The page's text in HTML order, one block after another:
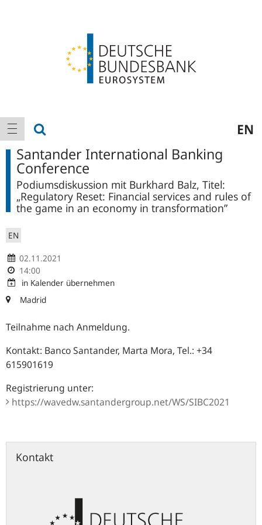
Hauptnavigation
Navigation anzeigen EN
Santander International Banking
Conference
Podiumsdiskussion mit Burkhard Balz, Titel:
„Regulatory Reset: Financial services and rules of
the game in an economy in transformation”
EN
02.11.2021
14:00
in Kalender übernehmen
Madrid
Teilnahme nach Anmeldung.
Kontakt: Banco Santander, Marta Mora, Tel.: +34
615901619
Registrierung unter:
https://wavedw.santandergroup.net/WS/SIBC2021
Kontakt